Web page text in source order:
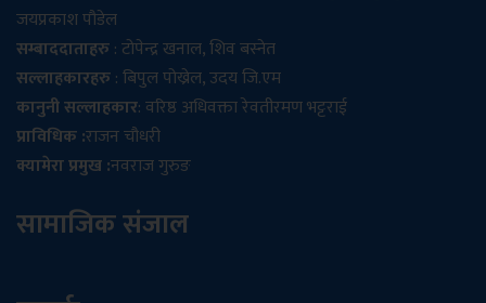
जयप्रकाश पौडेल
सम्बाददाताहरु: टोपेन्द्र खनाल, शिव बस्नेत
सल्लाहकारहरु: बिपुल पोख्रेल, उदय जि.एम
कानुनी सल्लाहकार: वरिष्ठ अधिवक्ता रेवतीरमण भट्टराई
प्राविधिक :राजन चौधरी
क्यामेरा प्रमुख :नवराज गुरुङ
सामाजिक संजाल